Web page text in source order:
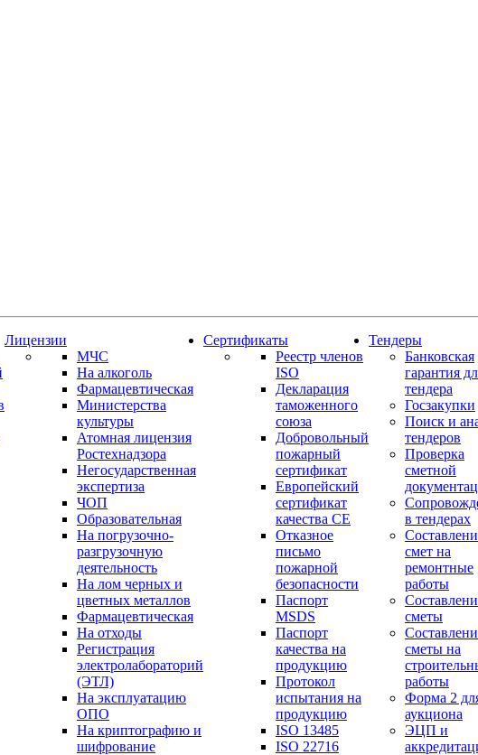
Лицензии
МЧС
На алкоголь
Фармацевтическая
Министерства
культуры
Атомная лицензия
Ростехнадзора
Негосударственная
экспертиза
ЧОП
Образовательная
На погрузочно-
разгрузочную
деятельность
На лом черных и
цветных металлов
Фармацевтическая
На отходы
Регистрация
электролабораторий
(ЭТЛ)
На эксплуатацию
ОПО
На криптографию и
шифрование
Сертификаты
Реестр членов
ISO
Декларация
таможенного
союза
Добровольный
пожарный
сертификат
Европейский
сертификат
качества СЕ
Отказное
письмо
пожарной
безопасности
Паспорт
МSDS
Паспорт
качества на
продукцию
Протокол
испытания на
продукцию
ISO 13485
ISO 22716
Тендеры
Банковская
гарантия
тендера
Госзакупки
Поиск и
тендеров
Проверка
сметной
в тендерах
смет на
ремонтные
работы
сметы
сметы на
работы
Форма 2
аукциона
ЭЦП и